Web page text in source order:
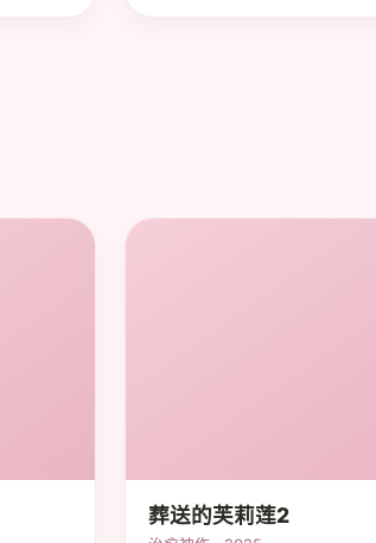
葬送的芙莉莲2